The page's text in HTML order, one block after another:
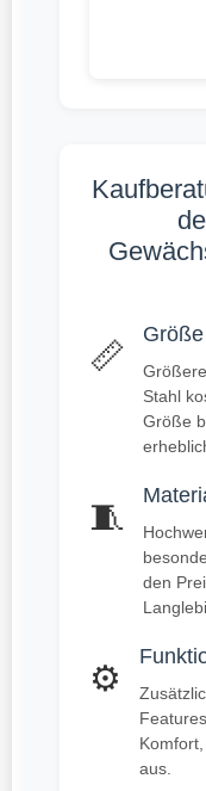
📏
Größe
Stahl
Größe
🧵
den
⚙️
aus.